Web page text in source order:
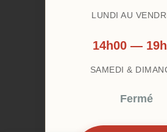
LUNDI AU
14h00 —
SAMEDI &
Fermé